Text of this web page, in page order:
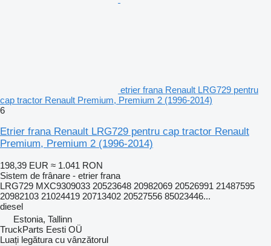
etrier frana Renault LRG729 pentru
cap tractor Renault Premium, Premium 2 (1996-2014)
6
Etrier frana Renault LRG729 pentru cap tractor Renault
Premium, Premium 2 (1996-2014)
198,39 EUR ≈ 1.041 RON
Sistem de frânare - etrier frana
LRG729 MXC9309033 20523648 20982069 20526991 21487595
20982103 21024419 20713402 20527556 85023446...
diesel
Estonia, Tallinn
TruckParts Eesti OÜ
Luați legătura cu vânzătorul